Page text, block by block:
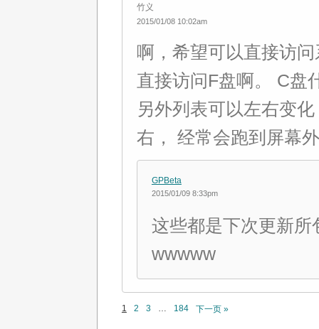
竹义
2015/01/08 10:02am
啊，希望可以直接访
直接访问F盘啊。 C盘
另外列表可以左右变
右， 经常会跑到屏幕
GPBeta
2015/01/09 8:33pm
这些都是下次更新所
wwwww
1 2 3 184 下一页 »